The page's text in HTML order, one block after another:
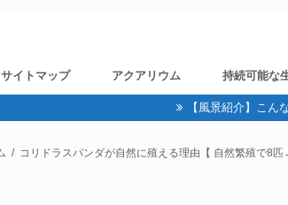
サイトマップ アクアリウム 持続可能な
野菜作り
健康
ガジェット・
旅
ブログ運営
【風景紹介】こん
コリドラスパンダが自然に殖える理由【 自然繁殖で8匹